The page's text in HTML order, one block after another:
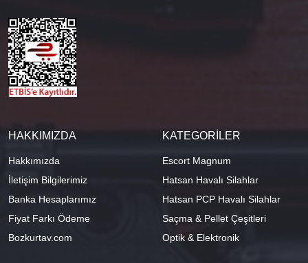
HAKKIMIZDA
Hakkımızda
İletişim Bilgilerimiz
Banka Hesaplarımız
Fiyat Farkı Ödeme
Bozkurtav.com
KATEGORİLER
Escort Magnum
Hatsan Havalı Silahlar
Hatsan PCP Havalı Silahlar
Saçma & Pellet Çeşitleri
Optik & Elektronik